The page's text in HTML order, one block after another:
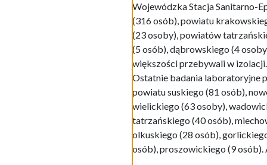
Wojewódzka Stacja Sanitarno-
(316 osób), powiatu
(23 osoby), powiatów
(5 osób), dąbrowskiego (4
większości przebywali w
Ostatnie badania laboratoryjne
powiatu suskiego (81 osób),
wielickiego (63 osoby),
tatrzańskiego (40 osób),
olkuskiego (28 osób),
osób), proszowickiego (9